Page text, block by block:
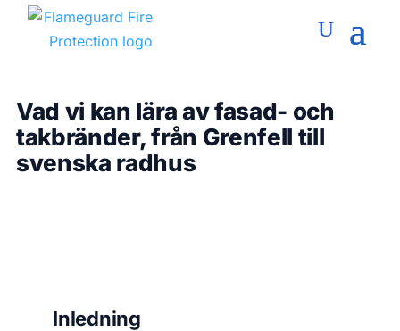
Vad vi kan lära av fasad- och
takbränder, från Grenfell till
svenska radhus
Inledning